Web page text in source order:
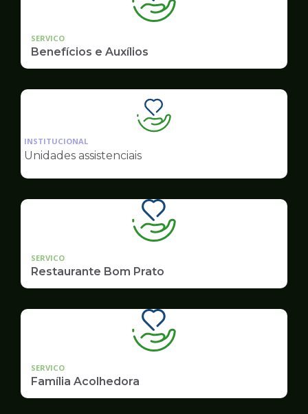
SERVICO
Benefícios e Auxílios
Ilustração
da
Assistência
INSTITUCIONAL
Unidades assistenciais
SERVICO
Restaurante Bom Prato
SERVICO
Família Acolhedora